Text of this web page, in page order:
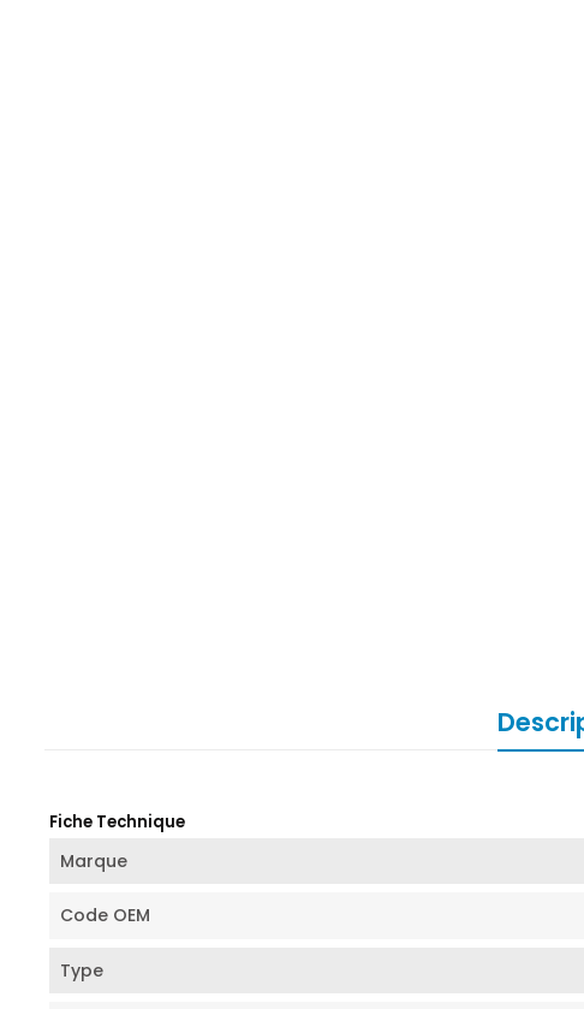
Fiche Technique
Marque
Code OEM
Type